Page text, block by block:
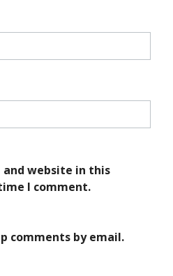
and website in this
I comment.
comments by email.